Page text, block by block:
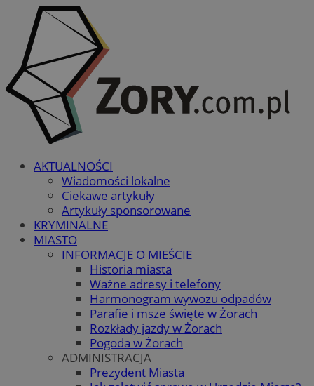
AKTUALNOŚCI
Wiadomości lokalne
Ciekawe artykuły
Artykuły sponsorowane
KRYMINALNE
MIASTO
INFORMACJE O MIEŚCIE
Historia miasta
Ważne adresy i telefony
Harmonogram wywozu odpadów
Parafie i msze święte w Żorach
Rozkłady jazdy w Żorach
Pogoda w Żorach
ADMINISTRACJA
Prezydent Miasta